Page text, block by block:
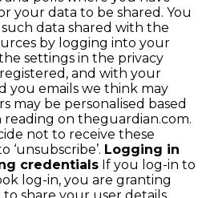
your data to be shared. You
data shared with the
by logging into your
settings in the privacy
and with your
you emails we think may
may be personalised based
on theguardian.com.
not to receive these
‘unsubscribe’. Logging in
credentials If you log-in to
log-in, you are granting